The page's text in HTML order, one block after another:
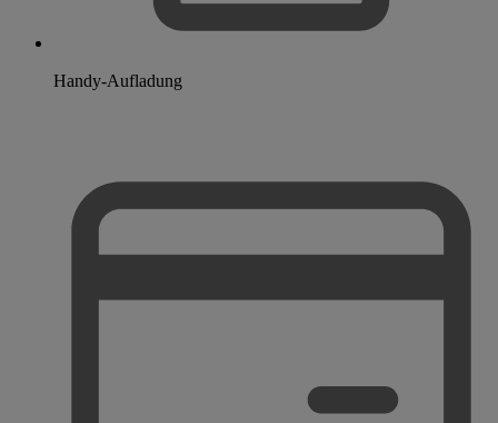
Handy-Aufladung